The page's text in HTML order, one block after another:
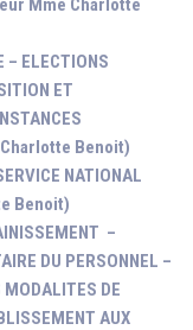
Mme Charlotte
– ELECTIONS
ET
Charlotte Benoit)
NATIONAL
Benoit)
–
DU PERSONNEL –
MODALITES DE
AUX